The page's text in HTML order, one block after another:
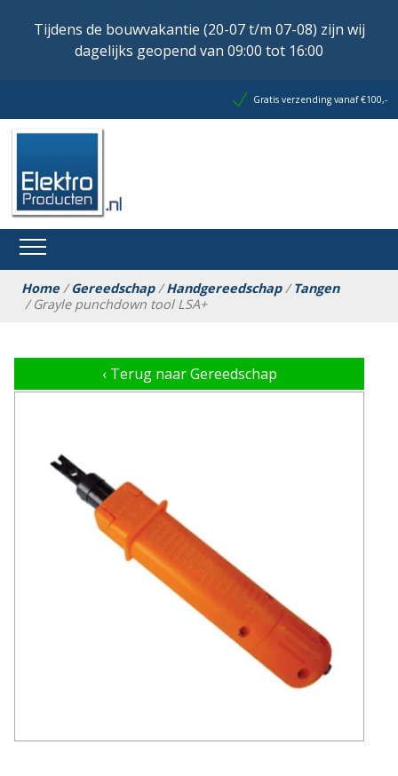
Tijdens de bouwvakantie (20-07 t/m 07-08) zijn wij
dagelijks geopend van 09:00 tot 16:00
Gratis verzending vanaf €100,-
Home/Gereedschap/Handgereedschap/Tangen
/ Grayle punchdown tool LSA+
‹Terug naar Gereedschap